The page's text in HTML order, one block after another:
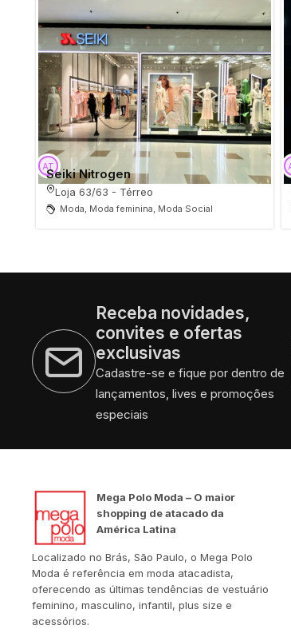
Seiki Nitrogen
Loja 63/63 - Térreo
Moda, Moda feminina, Moda Social
Receba novidades,
convites e ofertas
exclusivas
Cadastre-se e fique por dentro de
lançamentos, lives e promoções
especiais
Mega Polo Moda – O maior
shopping de atacado da
América Latina
Localizado no Brás, São Paulo, o Mega Polo
Moda é referência em moda atacadista,
oferecendo as últimas tendências de vestuário
feminino, masculino, infantil, plus size e
acessórios.